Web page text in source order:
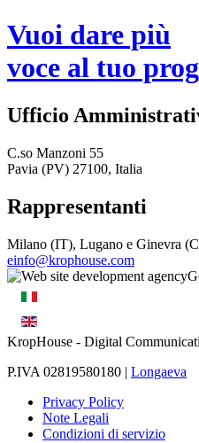
Vuoi dare più
voce al tuo
Ufficio
C.so Manzoni 55
Pavia (PV) 27100, Italia
Rappresentanti
Milano (IT), Lugano e Ginevra
einfo@krophouse.com
KropHouse - Digital
P.IVA 02819580180 | Longaeva
Privacy Policy
Note Legali
Condizioni di servizio